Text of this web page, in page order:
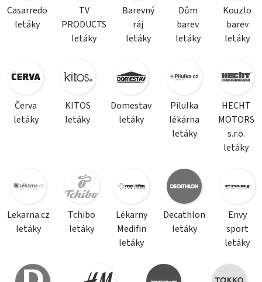
Casarredo
letáky
TV
PRODUCTS
letáky
Barevný
ráj
letáky
Dům
barev
letáky
Kouzlo
barev
letáky
Červa
letáky
KITOS
letáky
Domestav
letáky
Pilulka
lékárna
letáky
HECHT
MOTORS
s.r.o.
letáky
Lekarna.cz
letáky
Tchibo
letáky
Lékarny
Medifin
letáky
Decathlon
letáky
Envy
sport
letáky